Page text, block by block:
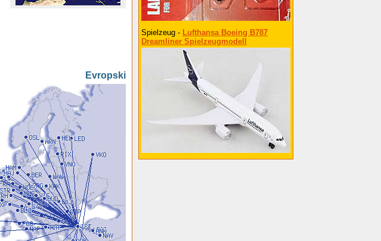
Evropski
Spielzeug - Lufthansa Boeing B787
Dreamliner Spielzeugmodell